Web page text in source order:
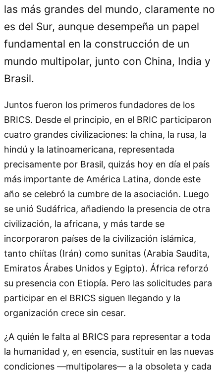
las más grandes del mundo, claramente no
es del Sur, aunque desempeña un papel
fundamental en la construcción de un
mundo multipolar, junto con China, India y
Brasil.
Juntos fueron los primeros fundadores de los
BRICS. Desde el principio, en el BRIC participaron
cuatro grandes civilizaciones: la china, la rusa, la
hindú y la latinoamericana, representada
precisamente por Brasil, quizás hoy en día el país
más importante de América Latina, donde este
año se celebró la cumbre de la asociación. Luego
se unió Sudáfrica, añadiendo la presencia de otra
civilización, la africana, y más tarde se
incorporaron países de la civilización islámica,
tanto chiítas (Irán) como sunitas (Arabia Saudita,
Emiratos Árabes Unidos y Egipto). África reforzó
su presencia con Etiopía. Pero las solicitudes para
participar en el BRICS siguen llegando y la
organización crece sin cesar.
¿A quién le falta al BRICS para representar a toda
la humanidad y, en esencia, sustituir en las nuevas
condiciones —multipolares— a la obsoleta y cada